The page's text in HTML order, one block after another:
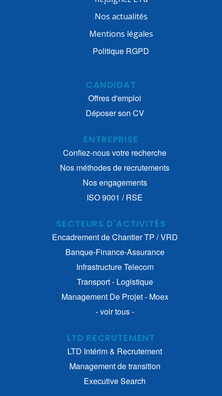
Nos actualités
Mentions légales
Politique RGPD
CANDIDAT
Offres d'emploi
Déposer son CV
ENTREPRISE
Confiez-nous votre recherche
Nos méthodes de recrutements
Nos engagements
ISO 9001 / RSE
SECTEURS D'ACTIVITÉS
Encadrement de Chantier TP / VRD
Banque-Finance-Assurance
Infrastructure Telecom
Transport - Logistique
Management De Projet - Moex
- voir tous -
LTD RECRUTEMENT
LTD Intérim & Recrutement
Management de transition
Executive Search